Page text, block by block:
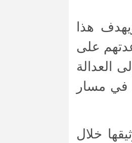
هذا
على
العدالة
في مسار
خلال